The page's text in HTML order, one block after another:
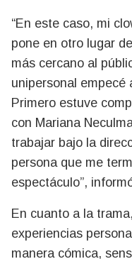
“En este caso, mi
pone en otro lugar
más cercano al
unipersonal empecé
Primero estuve
con Mariana
trabajar bajo la
persona que me
espectáculo”,
En cuanto a la
experiencias
manera cómica,